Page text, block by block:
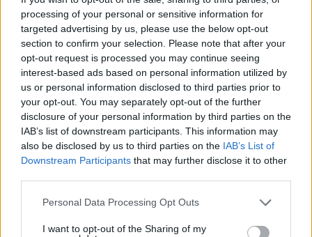
processing of your personal or sensitive information for
targeted advertising by us, please use the below opt-out
section to confirm your selection. Please note that after your
opt-out request is processed you may continue seeing
interest-based ads based on personal information utilized by
us or personal information disclosed to third parties prior to
your opt-out. You may separately opt-out of the further
disclosure of your personal information by third parties on the
IAB’s list of downstream participants. This information may
also be disclosed by us to third parties on the IAB’s List of
Downstream Participants that may further disclose it to other
Please note that this website/app uses one or more Google
not limited to your visit or usage behaviour. You may click to
Personal Data Processing Opt Outs
I want to opt-out of the Sharing of my
Κατήγγειλε τη χρήση αμάχων ως ανθρώπινες
ασπίδες από τη Χαμάς, χαρακτηρίζοντας την
ως «αποτρόπαιη παραβίαση του διεθνούς
ανθρωπιστικού δικαίου», και δήλωσε ότι «η
προστασία της Χαμάς από την απόδοση
ευθυνών υπονομεύει την ασφάλεια του Ισραήλ
και δεν προσφέρει τίποτα στη ζωή των
Παλαιστινίων».
Η κ. Σέι επανέλαβε τη στήριξη των ΗΠΑ στο
αναγνώρισε τα «βήματα που έχει κάνει το